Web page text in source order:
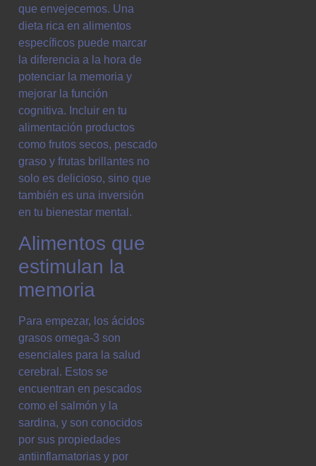
que envejecemos. Una
dieta rica en alimentos
específicos puede marcar
la diferencia a la hora de
potenciar la memoria y
mejorar la función
cognitiva. Incluir en tu
alimentación productos
como frutos secos, pescado
graso y frutas brillantes no
solo es delicioso, sino que
también es una inversión
en tu bienestar mental.
Alimentos que
estimulan la
memoria
Para empezar, los ácidos
grasos omega-3 son
esenciales para la salud
cerebral. Estos se
encuentran en pescados
como el salmón y la
sardina, y son conocidos
por sus propiedades
antiinflamatorias y por